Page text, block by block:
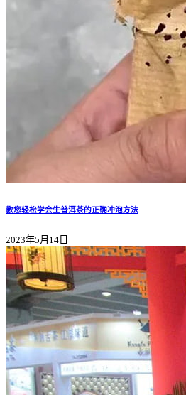
教您轻松学会生普洱茶的正确冲泡方法
2023年5月14日